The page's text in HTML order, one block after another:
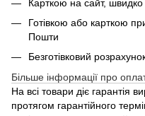
Карткою на сайт, швидко
Готівкою або карткою
Пошти
Безготівковий
Більше інформації про
На всі товари діє гарантія
протягом гарантійного